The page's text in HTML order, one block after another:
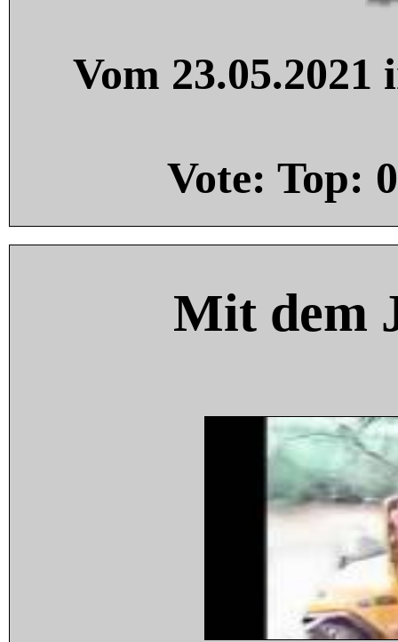
Vom
Vote: Top: 0
Mit dem